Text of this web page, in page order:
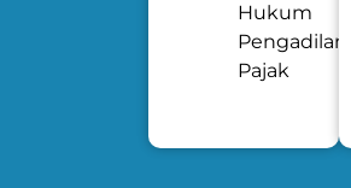
Hukum
Pengadilan
Pajak